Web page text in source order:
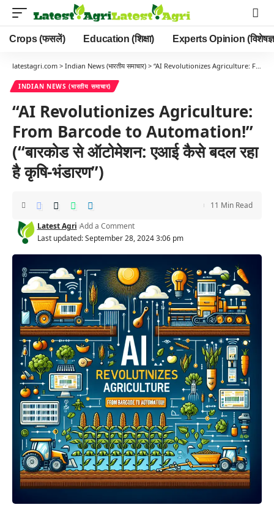
Crops (फसलें) Education (शिक्षा) Experts Opinion (विशेषज्ञ
latestagri.com > Indian News (भारतीय समाचार) > “AI Revolutionizes Agriculture: From Barcode to Automation!” (“बारकोड से ऑटोमेशन: एआई कैसे बदल रहा है कृषि-भंडारण”)
INDIAN NEWS (भारतीय समाचार)
“AI Revolutionizes Agriculture:
From Barcode to Automation!”
(“बारकोड से ऑटोमेशन: एआई कैसे बदल रहा
है कृषि-भंडारण”)
Last updated: September 28, 2024 3:06 pm
Latest Agri Add a Comment
11 Min Read